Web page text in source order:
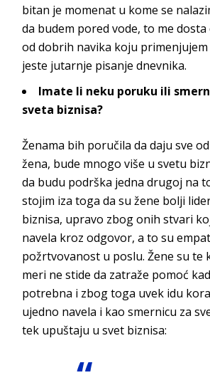
bitan je momenat u kome se
da budem pored vode, to me dosta
od dobrih navika koju
jeste jutarnje pisanje dnevnika.
Imate li neku poruku ili
sveta biznisa?
Ženama bih poručila da daju sve
žena, bude mnogo više u svetu
da budu podrška jedna drugoj na
stojim iza toga da su žene bolji
biznisa, upravo zbog onih stvari
navela kroz odgovor, a to su
požrtvovanost u poslu. Žene su te
meri ne stide da zatraže pomoć
potrebna i zbog toga uvek idu
ujedno navela i kao smernicu za
tek upuštaju u svet biznisa: